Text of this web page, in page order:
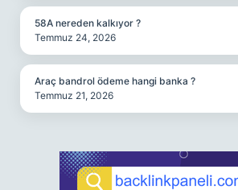
58A nereden kalkıyor ?
Temmuz 24, 2026
Araç bandrol ödeme hangi banka ?
Temmuz 21, 2026